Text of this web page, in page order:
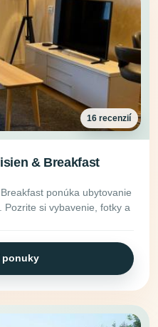
16 recenzií
& Breakfast
ponúka ubytovanie
Pozrite si vybavenie, fotky a